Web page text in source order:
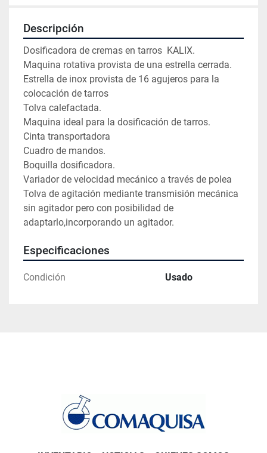
Descripción
Dosificadora de cremas en tarros  KALIX.
Maquina rotativa provista de una estrella cerrada.
Estrella de inox provista de 16 agujeros para la
colocación de tarros
Tolva calefactada.
Maquina ideal para la dosificación de tarros.
Cinta transportadora
Cuadro de mandos.
Boquilla dosificadora.
Variador de velocidad mecánico a través de polea
Tolva de agitación mediante transmisión mecánica
sin agitador pero con posibilidad de
adaptarlo,incorporando un agitador.
Especificaciones
Condición Usado